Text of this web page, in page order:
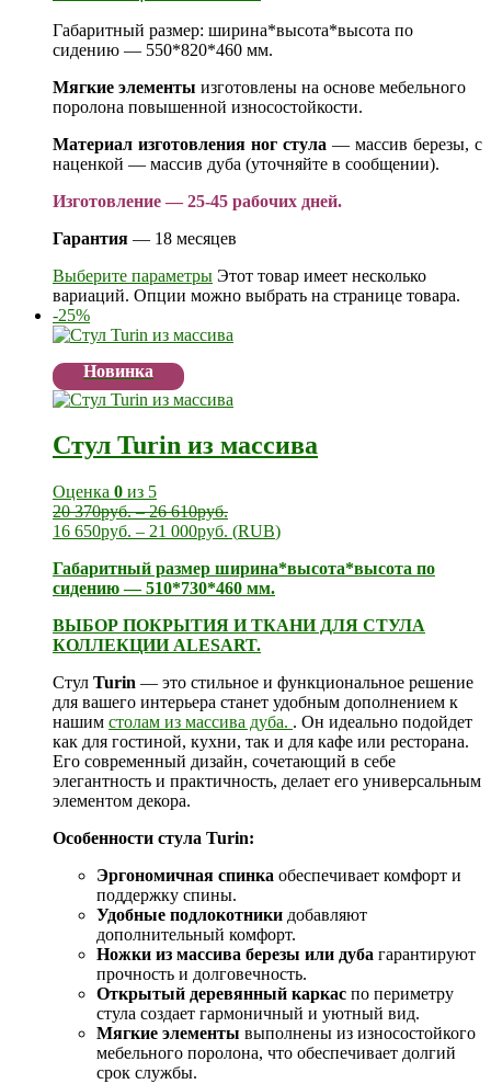
Габаритный размер: ширина*высота*высота по
сидению — 550*820*460 мм.
Мягкие элементы изготовлены на основе мебельного
поролона повышенной износостойкости.
Материал изготовления ног стула — массив березы, с
наценкой — массив дуба (уточняйте в сообщении).
Изготовление — 25-45 рабочих дней.
Гарантия — 18 месяцев
Выберите параметры Этот товар имеет несколько
вариаций. Опции можно выбрать на странице товара.
-25%
Новинка
Стул Turin из массива
Оценка 0 из 5
20 370руб.–26 610руб.
16 650руб. – 21 000руб. (RUB)
Габаритный размер ширина*высота*высота по
сидению — 510*730*460 мм.
ВЫБОР ПОКРЫТИЯ И ТКАНИ ДЛЯ СТУЛА
КОЛЛЕКЦИИ ALESART.
Стул Turin — это стильное и функциональное решение
для вашего интерьера станет удобным дополнением к
нашим столам из массива дуба. . Он идеально подойдет
как для гостиной, кухни, так и для кафе или ресторана.
Его современный дизайн, сочетающий в себе
элегантность и практичность, делает его универсальным
элементом декора.
Особенности стула Turin:
Эргономичная спинка обеспечивает комфорт и
поддержку спины.
Удобные подлокотники добавляют
дополнительный комфорт.
Ножки из массива березы или дуба гарантируют
прочность и долговечность.
Открытый деревянный каркас по периметру
стула создает гармоничный и уютный вид.
Мягкие элементы выполнены из износостойкого
мебельного поролона, что обеспечивает долгий
срок службы.